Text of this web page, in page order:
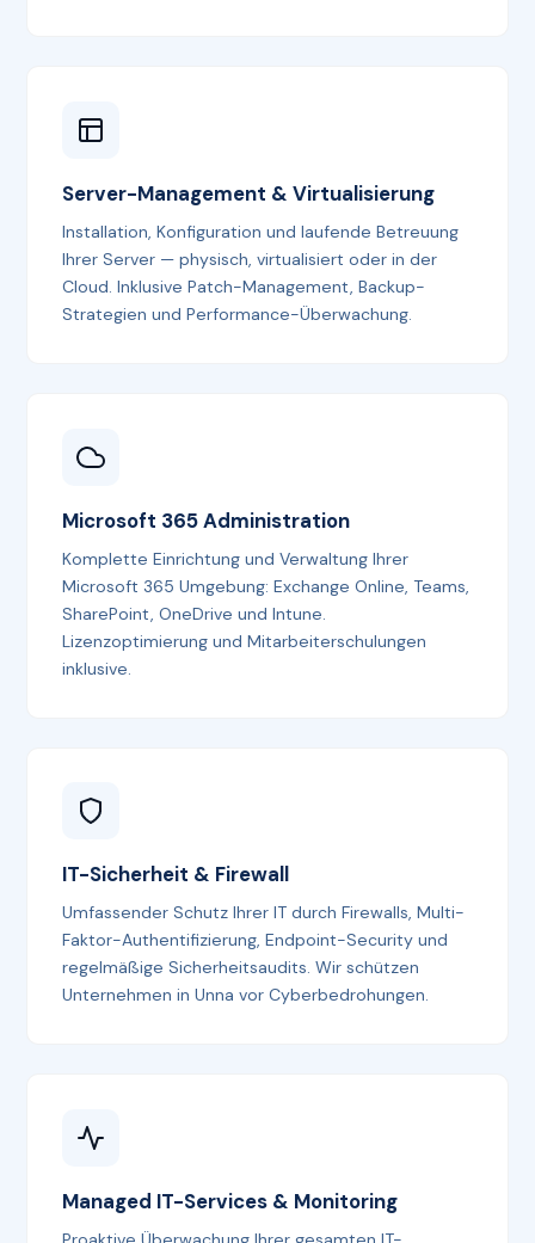
Server-Management & Virtualisierung
Installation, Konfiguration und laufende Betreuung
Ihrer Server — physisch, virtualisiert oder in der
Cloud. Inklusive Patch-Management, Backup-
Strategien und Performance-Überwachung.
Microsoft 365 Administration
Komplette Einrichtung und Verwaltung Ihrer
Microsoft 365 Umgebung: Exchange Online, Teams,
SharePoint, OneDrive und Intune.
Lizenzoptimierung und Mitarbeiterschulungen
inklusive.
IT-Sicherheit & Firewall
Umfassender Schutz Ihrer IT durch Firewalls, Multi-
Faktor-Authentifizierung, Endpoint-Security und
regelmäßige Sicherheitsaudits. Wir schützen
Unternehmen in Unna vor Cyberbedrohungen.
Managed IT-Services & Monitoring